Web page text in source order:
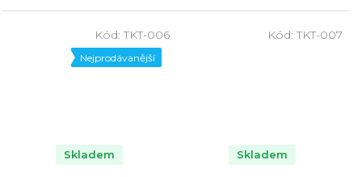
Nejprodávanější
Skladem
Kód:TKT-006
Skladem
Kód:TKT-007